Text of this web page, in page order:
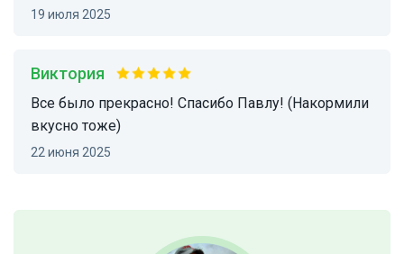
19 июля 2025
Виктория
Все было прекрасно! Спасибо Павлу! (Накормили
вкусно тоже)
22 июня 2025